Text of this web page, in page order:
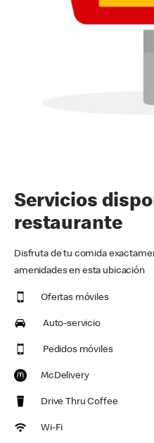
Servicios
restaurante
Disfruta de tu comida
amenidades en esta ubicación
Ofertas móviles
Auto-servicio
Pedidos móviles
McDelivery
Drive Thru Coffee
Wi-Fi